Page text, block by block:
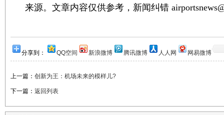
来源。文章内容仅供参考，新闻纠错
分享到： QQ空间 新浪微博 腾讯微博 人人网 网易微博
上一篇： 创新为王：机场未来的模样儿?
下一篇： 返回列表